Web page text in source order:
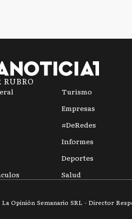
Turismo
Empresas
#DeRedes
Informes
Deportes
Salud
Opinión Semanario SRL - Director